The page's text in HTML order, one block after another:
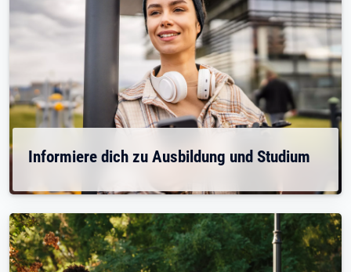
Informiere dich zu Ausbildung und Studium